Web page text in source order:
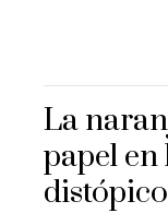
La
papel
distópico